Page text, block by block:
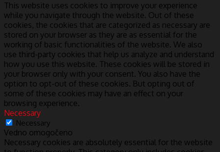
This website uses cookies to improve your experience
while you navigate through the website. Out of these
cookies, the cookies that are categorized as necessary are
stored on your browser as they are as essential for the
working of basic functionalities of the website. We also
use third-party cookies that help us analyze and understand
how you use this website. These cookies will be stored in
your browser only with your consent. You also have the
option to opt-out of these cookies. But opting out of
some of these cookies may have an effect on your
browsing experience.
Necessary
Necessary
Vedno omogočeno
Necessary cookies are absolutely essential for the website